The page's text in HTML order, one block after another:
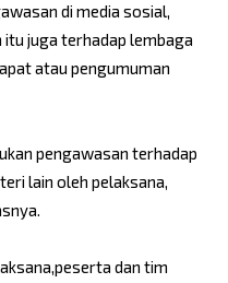
di media sosial,
itu juga terhadap lembaga
atau pengumuman
pengawasan terhadap
lain oleh pelaksana,
dan tim